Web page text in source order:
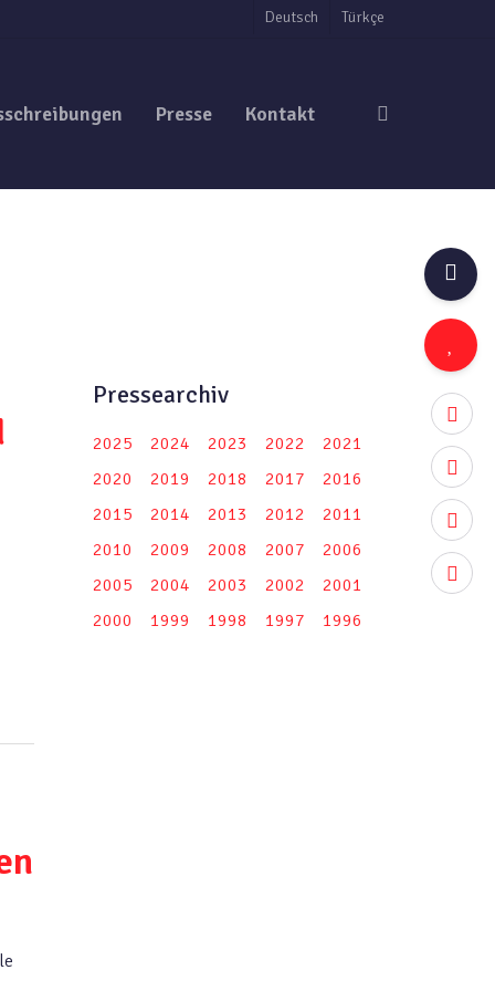
twitter
Deutsch Türkçe
Presse Kontakt
Pressearchiv
2025 2024 2023 2022
2021
2020
2019 2018 2017
2016
2015
2014 2013 2012
2011
2010
2009 2008 2007
2006
2005
2004 2003 2002
2001
2000
1999 1998 1997 1996